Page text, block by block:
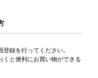
録を行ってください。
くと便利にお買い物ができる